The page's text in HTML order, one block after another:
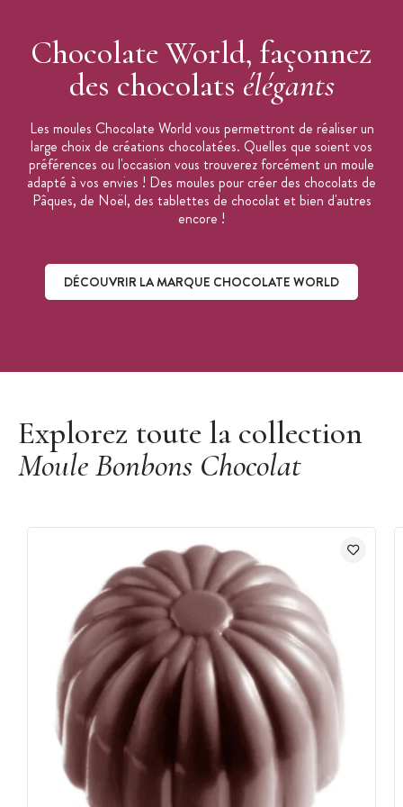
Fabrication : Belgique
Moule vendu à l'unité
Chocolate World, façonnez
des chocolats élégants
Les moules Chocolate World vous permettront de réaliser un
large choix de créations chocolatées. Quelles que soient vos
préférences ou l'occasion vous trouverez forcément un moule
adapté à vos envies ! Des moules pour créer des chocolats de
Pâques, de Noël, des tablettes de chocolat et bien d'autres
encore !
DÉCOUVRIR LA MARQUE CHOCOLATE WORLD
Explorez toute la collection
Moule Bonbons Chocolat